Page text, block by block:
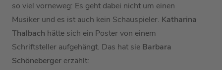
so viel vorneweg: Es geht dabei nicht um einen
Musiker und es ist auch kein Schauspieler. Katharina
Thalbach hätte sich ein Poster von einem
Schriftsteller aufgehängt. Das hat sie Barbara
Schöneberger erzählt: